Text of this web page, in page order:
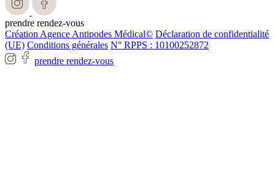
prendre rendez-vous
Création Agence Antipodes Médical© Déclaration de confidentialité
(UE) Conditions générales N° RPPS : 10100252872
prendre rendez-vous